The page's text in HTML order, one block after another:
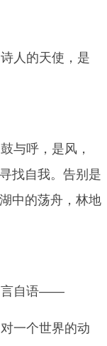
人的天使，是
与呼，是风，
找自我。告别是
中的荡舟，林地
言自语——
一个世界的动